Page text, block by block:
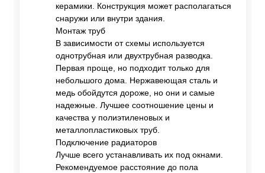
керамики. Конструкция может располагаться
снаружи или внутри здания.
Монтаж труб
В зависимости от схемы используется
однотрубная или двухтрубная разводка.
Первая проще, но подходит только для
небольшого дома. Нержавеющая сталь и
медь обойдутся дороже, но они и самые
надежные. Лучшее соотношение цены и
качества у полиэтиленовых и
металлопластиковых труб.
Подключение радиаторов
Лучше всего устанавливать их под окнами.
Рекомендуемое расстояние до пола